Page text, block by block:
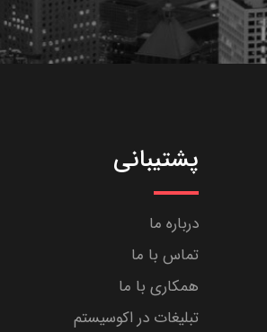
پشتیبانی
درباره ما
تماس با ما
همکاری با ما
تبلیغات در اکوسیستم